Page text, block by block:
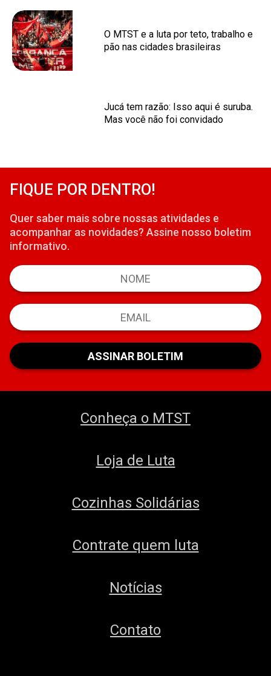
O MTST e a luta por teto, trabalho e
pão nas cidades brasileiras
Jucá tem razão: Isso aqui é suruba.
Mas você não foi convidado
FIQUE POR DENTRO!
Quer saber mais sobre nossas atividades e
acompanhar as novidades? Assine nosso boletim
informativo.
Conheça o MTST
Loja de Luta
Cozinhas Solidárias
Contrate quem luta
Notícias
Contato